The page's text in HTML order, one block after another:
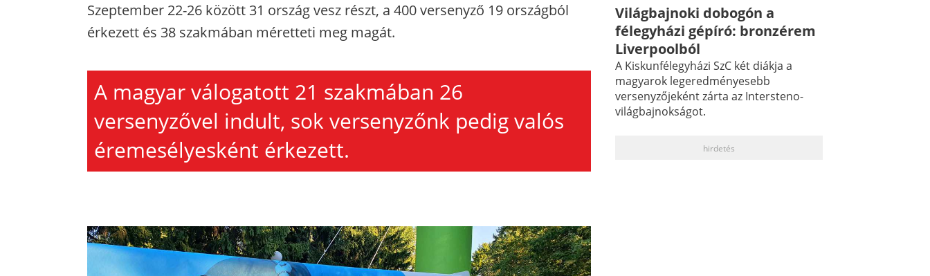
Szeptember 22-26 között 31 ország vesz részt, a 400 versenyző 19 országból
érkezett és 38 szakmában méretteti meg magát.
A magyar válogatott 21 szakmában 26
versenyzővel indult, sok versenyzőnk pedig valós
éremesélyesként érkezett.
Világbajnoki dobogón a
félegyházi gépíró: bronzérem
Liverpoolból
A Kiskunfélegyházi SzC két diákja a
magyarok legeredményesebb
versenyzőjeként zárta az Intersteno-
világbajnokságot.
hirdetés